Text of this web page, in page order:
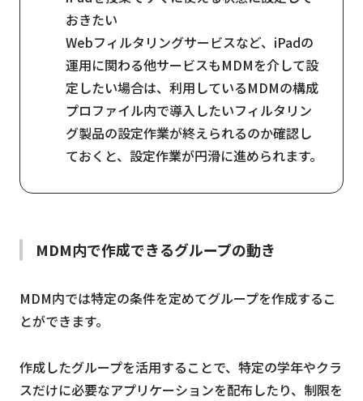
おきたい
Webフィルタリングサービスなど、iPadの
運用に関わる他サービスもMDMを介して設
定したい場合は、利用しているMDMの構成
プロファイル内で導入したいフィルタリン
グ製品の設定作業が終えられるのか確認し
ておくと、設定作業が円滑に進められます。
MDM内で作成できるグループの動き
MDM内では特定の条件を定めてグループを作成するこ
とができます。
作成したグループを活用することで、特定の学年やクラ
スだけに必要なアプリケーションを配布したり、制限を